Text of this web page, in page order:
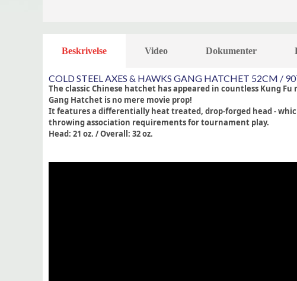
Beskrivelse Video Dokumenter
COLD STEEL AXES & HAWKS GANG HATCHET 52CM /
The classic Chinese hatchet has appeared in countless Kung
Gang Hatchet is no mere movie prop!
It features a differentially heat treated, drop-forged head -
throwing association requirements for tournament play.
Head: 21 oz. / Overall: 32 oz.